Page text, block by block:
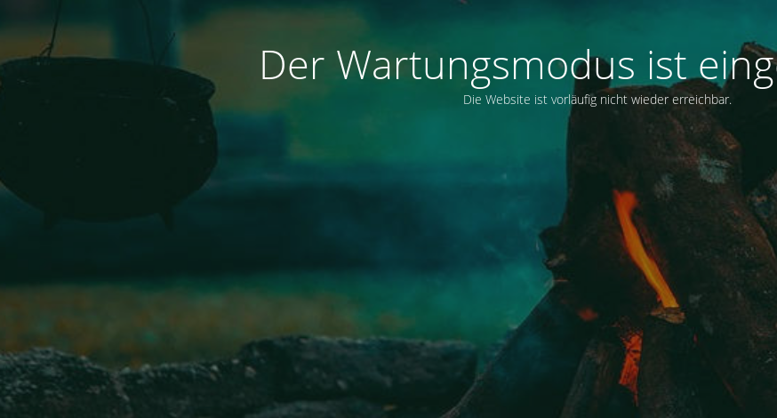
Der Wartungsmodus ist
Die Website ist vorläufig nicht wieder erreichbar.